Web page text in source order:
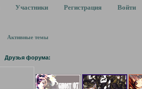
Участники Регистрация Войти
Активные темы
Друзья форума: